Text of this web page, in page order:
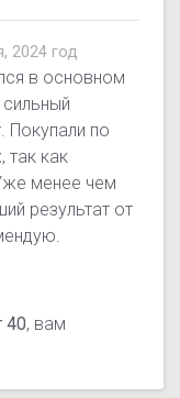
2024 год
в основном
Покупали по
так как
менее чем
результат от
40, вам